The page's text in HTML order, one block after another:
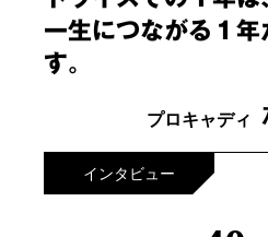
一生につながる１
す。
プロキャディ
インタビュー